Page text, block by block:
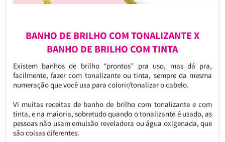
BANHO DE BRILHO COM TONALIZANTE X
BANHO DE BRILHO COM TINTA
Existem banhos de brilho “prontos” pra uso, mas dá pra,
facilmente, fazer com tonalizante ou tinta, sempre da mesma
numeração que você usa para colorir/tonalizar o cabelo.
Vi muitas receitas de banho de brilho com tonalizante e com
tinta, e na maioria, sobretudo quando o tonalizante é usado, as
pessoas não usam emulsão reveladora ou água oxigenada, que
são coisas diferentes.